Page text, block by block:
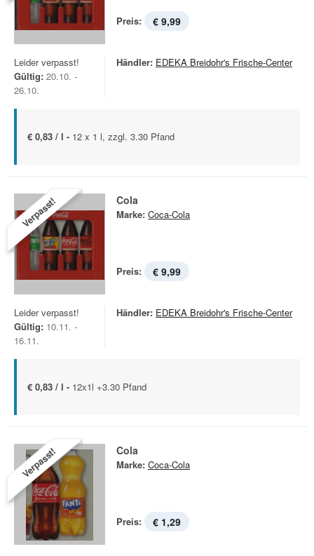
Preis: € 9,99
Leider verpasst!
Gültig: 20.10. -
26.10.
Händler: EDEKA Breidohr's Frische-Center
€ 0,83 / l - 12 x 1 l, zzgl. 3.30 Pfand
Verpasst! Cola
Marke: Coca-Cola
Preis: € 9,99
Leider verpasst!
Gültig: 10.11. -
16.11.
Händler: EDEKA Breidohr's Frische-Center
€ 0,83 / l - 12x1l +3.30 Pfand
Verpasst! Cola
Marke: Coca-Cola
Preis: € 1,29